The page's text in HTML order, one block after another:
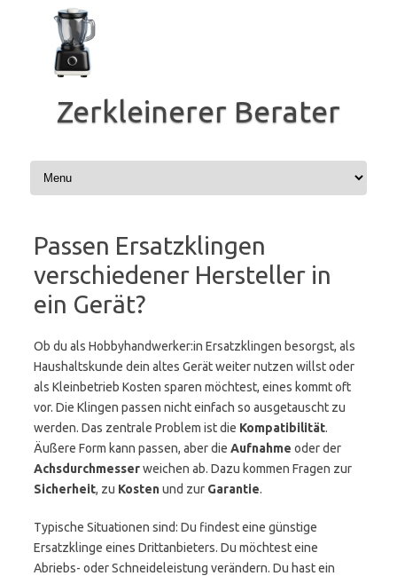
springen
Zerkleinerer Berater
Passen Ersatzklingen
verschiedener Hersteller in
ein Gerät?
Ob du als Hobbyhandwerker:in Ersatzklingen besorgst, als
Haushaltskunde dein altes Gerät weiter nutzen willst oder
als Kleinbetrieb Kosten sparen möchtest, eines kommt oft
vor. Die Klingen passen nicht einfach so ausgetauscht zu
werden. Das zentrale Problem ist die Kompatibilität.
Äußere Form kann passen, aber die Aufnahme oder der
Achsdurchmesserweichen ab. Dazu kommen Fragen zur
Sicherheit, zu Kostenund zur Garantie.
Typische Situationen sind: Du findest eine günstige
Ersatzklinge eines Drittanbieters. Du möchtest eine
Abriebs- oder Schneideleistung verändern. Du hast ein